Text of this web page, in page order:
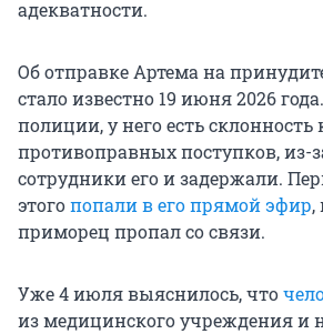
адекватности.
Об отправке Артема на
стало известно 19 июня 2026
полиции, у него есть
противоправных поступков, из-
сотрудники его и задержали.
этогопопали в его прямой эфир,
приморец пропал со связи.
Уже 4 июля выяснилось, что
из медицинского учреждения и